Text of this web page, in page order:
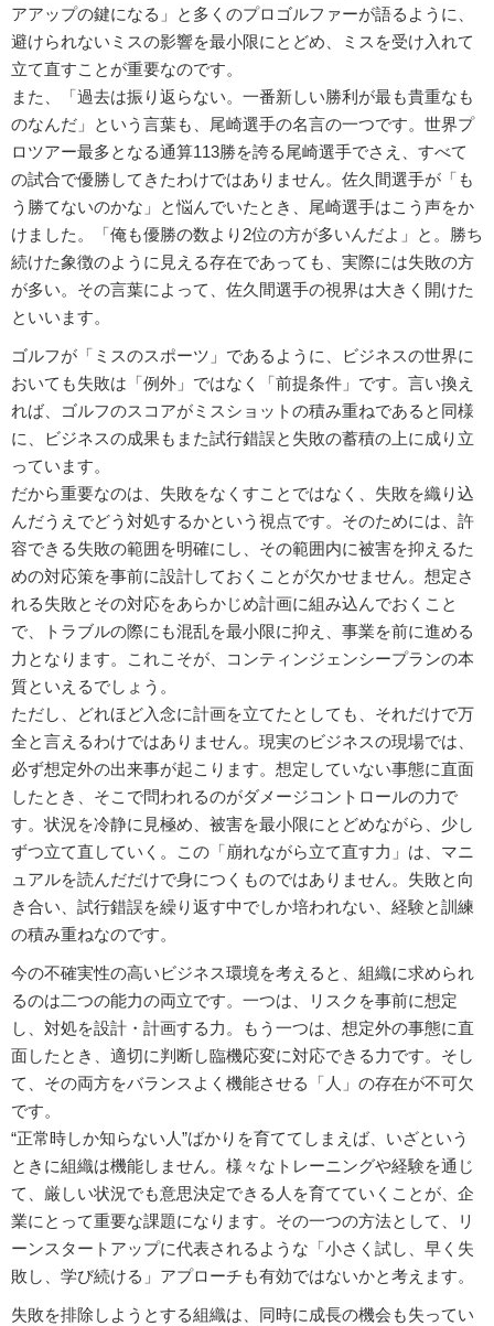
アアップの鍵になる」と多くのプロゴルファーが語るように、
避けられないミスの影響を最小限にとどめ、ミスを受け入れて
立て直すことが重要なのです。
また、「過去は振り返らない。一番新しい勝利が最も貴重なも
のなんだ」という言葉も、尾崎選手の名言の一つです。世界プ
ロツアー最多となる通算113勝を誇る尾崎選手でさえ、すべて
の試合で優勝してきたわけではありません。佐久間選手が「も
う勝てないのかな」と悩んでいたとき、尾崎選手はこう声をか
けました。「俺も優勝の数より2位の方が多いんだよ」と。勝ち
続けた象徴のように見える存在であっても、実際には失敗の方
が多い。その言葉によって、佐久間選手の視界は大きく開けた
といいます。
ゴルフが「ミスのスポーツ」であるように、ビジネスの世界に
おいても失敗は「例外」ではなく「前提条件」です。言い換え
れば、ゴルフのスコアがミスショットの積み重ねであると同様
に、ビジネスの成果もまた試行錯誤と失敗の蓄積の上に成り立
っています。
だから重要なのは、失敗をなくすことではなく、失敗を織り込
んだうえでどう対処するかという視点です。そのためには、許
容できる失敗の範囲を明確にし、その範囲内に被害を抑えるた
めの対応策を事前に設計しておくことが欠かせません。想定さ
れる失敗とその対応をあらかじめ計画に組み込んでおくこと
で、トラブルの際にも混乱を最小限に抑え、事業を前に進める
力となります。これこそが、コンティンジェンシープランの本
質といえるでしょう。
ただし、どれほど入念に計画を立てたとしても、それだけで万
全と言えるわけではありません。現実のビジネスの現場では、
必ず想定外の出来事が起こります。想定していない事態に直面
したとき、そこで問われるのがダメージコントロールの力で
す。状況を冷静に見極め、被害を最小限にとどめながら、少し
ずつ立て直していく。この「崩れながら立て直す力」は、マニ
ュアルを読んだだけで身につくものではありません。失敗と向
き合い、試行錯誤を繰り返す中でしか培われない、経験と訓練
の積み重ねなのです。
今の不確実性の高いビジネス環境を考えると、組織に求められ
るのは二つの能力の両立です。一つは、リスクを事前に想定
し、対処を設計・計画する力。もう一つは、想定外の事態に直
面したとき、適切に判断し臨機応変に対応できる力です。そし
て、その両方をバランスよく機能させる「人」の存在が不可欠
です。
“正常時しか知らない人”ばかりを育ててしまえば、いざという
ときに組織は機能しません。様々なトレーニングや経験を通じ
て、厳しい状況でも意思決定できる人を育てていくことが、企
業にとって重要な課題になります。その一つの方法として、リ
ーンスタートアップに代表されるような「小さく試し、早く失
敗し、学び続ける」アプローチも有効ではないかと考えます。
失敗を排除しようとする組織は、同時に成長の機会も失ってい